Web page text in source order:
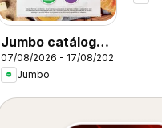
Jumbo catálogo
al 100
07/08/2026 - 17/08/2026
Jumbo